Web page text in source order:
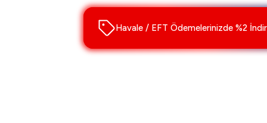
Havale / EFT Ödemelerinizde %2